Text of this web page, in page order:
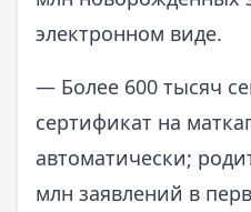
электронном виде.
— Более 600 тысяч
сертификат на
автоматически;
млн заявлений в